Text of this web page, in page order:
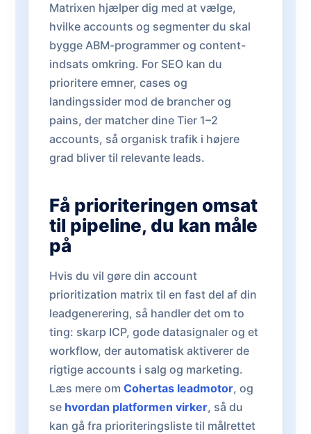
Matrixen hjælper dig med at vælge,
hvilke accounts og segmenter du skal
bygge ABM-programmer og content-
indsats omkring. For SEO kan du
prioritere emner, cases og
landingssider mod de brancher og
pains, der matcher dine Tier 1–2
accounts, så organisk trafik i højere
grad bliver til relevante leads.
Få prioriteringen omsat
til pipeline, du kan måle
på
Hvis du vil gøre din account
prioritization matrix til en fast del af din
leadgenerering, så handler det om to
ting: skarp ICP, gode datasignaler og et
workflow, der automatisk aktiverer de
rigtige accounts i salg og marketing.
Læs mere om Cohertas leadmotor, og
se hvordan platformen virker, så du
kan gå fra prioriteringsliste til målrettet